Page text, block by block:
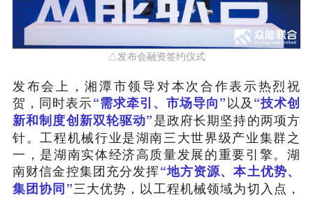
△发布会融资签约仪式
发布会上，湘潭市领导对本次合作表示热烈祝
贺，同时表示“需求牵引、市场导向”以及“技术创
新和制度创新双轮驱动”是政府长期坚持的两项方
针。工程机械行业是湖南三大世界级产业集群之
一，是湖南实体经济高质量发展的重要引擎。湖
南财信金控集团充分发挥“地方资源、本土优势、
集团协同”三大优势，以工程机械领域为切入点，